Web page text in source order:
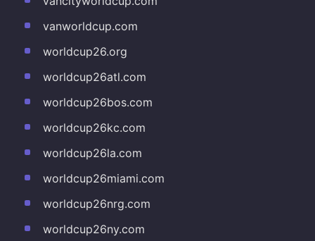
vanworldcup.com
worldcup26.org
worldcup26atl.com
worldcup26bos.com
worldcup26kc.com
worldcup26la.com
worldcup26miami.com
worldcup26nrg.com
worldcup26ny.com